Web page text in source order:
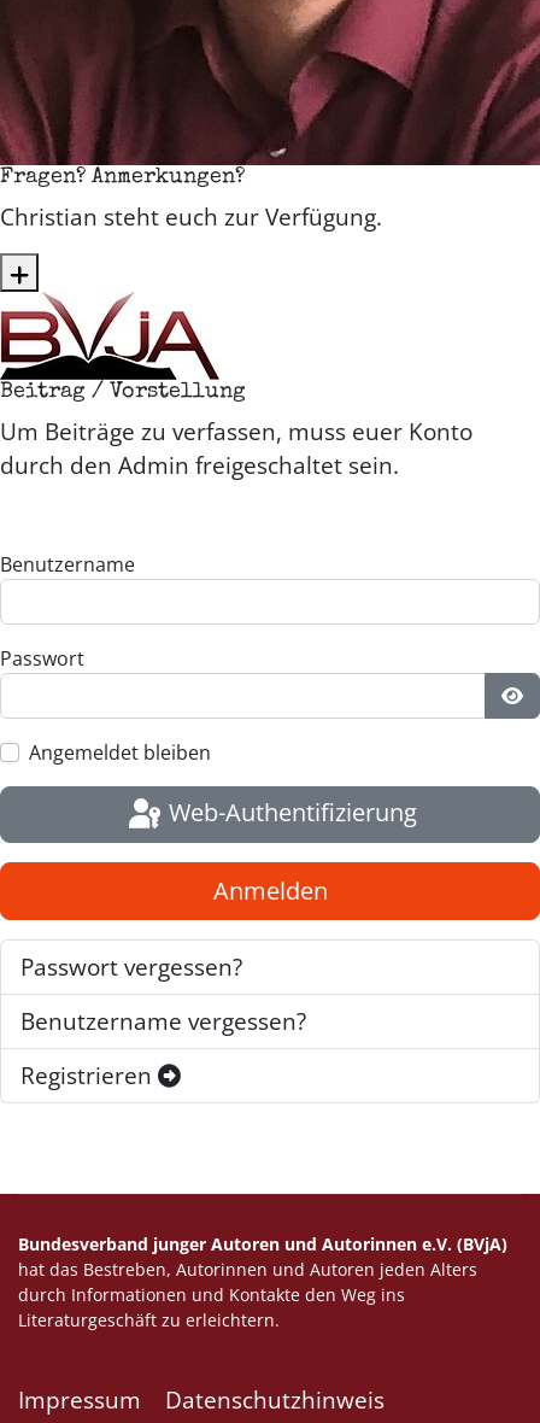
Fragen? Anmerkungen?
Christian steht euch zur Verfügung.
Beitrag / Vorstellung
Um Beiträge zu verfassen, muss euer Konto
durch den Admin freigeschaltet sein.
Benutzername
Passwort
Angemeldet bleiben
Web-Authentifizierung
Anmelden
Passwort vergessen?
Benutzername vergessen?
Registrieren
Bundesverband junger Autoren und Autorinnen e.V. (BVjA)
hat das Bestreben, Autorinnen und Autoren jeden Alters
durch Informationen und Kontakte den Weg ins
Literaturgeschäft zu erleichtern.
Impressum
Datenschutzhinweis